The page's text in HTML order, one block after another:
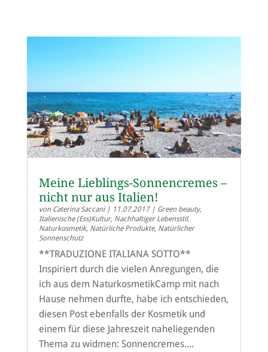
Meine Lieblings-Sonnencremes –
nicht nur aus Italien!
von Caterina Saccani| 11.07.2017| Green beauty,
Italienische (Ess)Kultur, Nachhaltiger Lebensstil,
Naturkosmetik, Natürliche Produkte, Natürlicher
Sonnenschutz
**TRADUZIONE ITALIANA SOTTO**
Inspiriert durch die vielen Anregungen, die
ich aus dem NaturkosmetikCamp mit nach
Hause nehmen durfte, habe ich entschieden,
diesen Post ebenfalls der Kosmetik und
einem für diese Jahreszeit naheliegenden
Thema zu widmen: Sonnencremes....